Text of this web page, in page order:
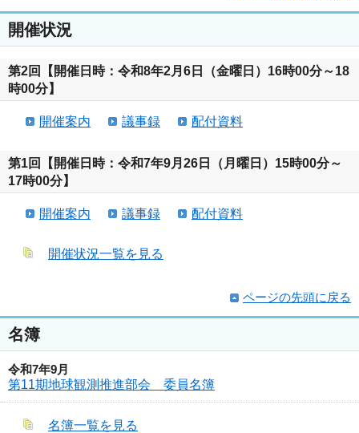
開催状況
第2回【開催日時：令和8年2月6日（金曜日）16時00分～18
時00分】
開催案内 議事録 配付資料
第1回【開催日時：令和7年9月26日（月曜日）15時00分～
17時00分】
開催案内 議事録 配付資料
開催状況一覧を見る
ページの先頭に戻る
名簿
令和7年9月
第11期地球観測推進部会 委員名簿
名簿一覧を見る